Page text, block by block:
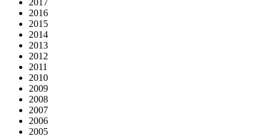
2016
2015
2014
2013
2012
2011
2010
2009
2008
2007
2006
2005